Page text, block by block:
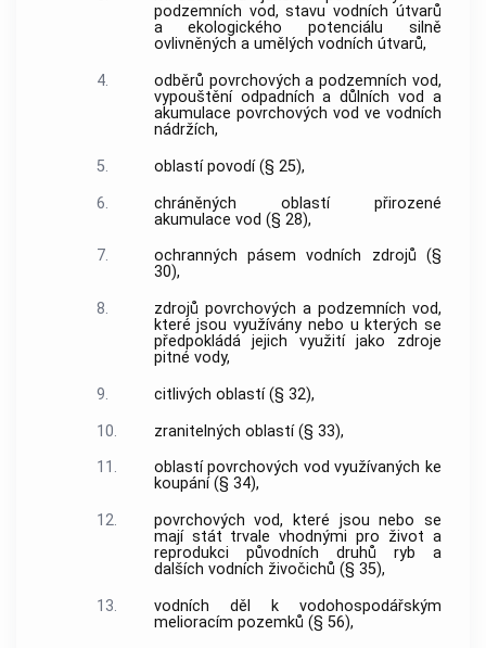
podzemních vod, stavu vodních útvarů
a ekologického potenciálu silně
ovlivněných a umělých vodních útvarů,
4.
odběrů povrchových a podzemních vod,
vypouštění odpadních a důlních vod a
akumulace povrchových vod ve vodních
nádržích,
5.
oblastí povodí (§ 25),
6.
chráněných oblastí přirozené
akumulace vod (§ 28),
7.
ochranných pásem vodních zdrojů (§
30),
8.
zdrojů povrchových a podzemních vod,
které jsou využívány nebo u kterých se
předpokládá jejich využití jako zdroje
pitné vody,
9.
citlivých oblastí (§ 32),
10.
zranitelných oblastí (§ 33),
11.
oblastí povrchových vod využívaných ke
koupání (§ 34),
12.
povrchových vod, které jsou nebo se
mají stát trvale vhodnými pro život a
reprodukci původních druhů ryb a
dalších vodních živočichů (§ 35),
13.
vodních děl k vodohospodářským
melioracím pozemků (§ 56),